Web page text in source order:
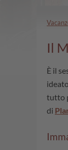
Il
È il
tutto
di